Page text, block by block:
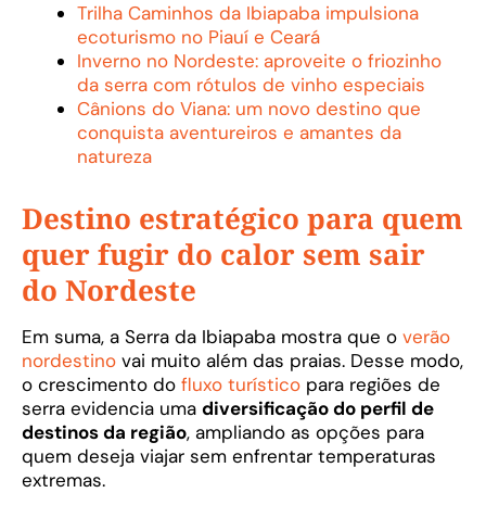
Trilha Caminhos da Ibiapaba impulsiona
ecoturismo no Piauí e Ceará
Inverno no Nordeste: aproveite o friozinho
da serra com rótulos de vinho especiais
Cânions do Viana: um novo destino que
conquista aventureiros e amantes da
natureza
Destino estratégico para quem
quer fugir do calor sem sair
do Nordeste
Em suma, a Serra da Ibiapaba mostra que o verão
nordestino vai muito além das praias. Desse modo,
o crescimento do fluxo turístico para regiões de
serra evidencia uma diversificação do perfil de
destinos da região, ampliando as opções para
quem deseja viajar sem enfrentar temperaturas
extremas.